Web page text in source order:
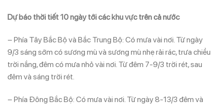
Dự báo thời tiết 10 ngày tới các khu vực trên cả nước
– Phía Tây Bắc Bộ và Bắc Trung Bộ: Có mưa vài nơi. Từ ngày
9/3 sáng sớm có sương mù và sương mù nhẹ rải rác, trưa chiều
trời nắng, đêm có mưa nhỏ vài nơi. Từ đêm 7-9/3 trời rét, sau
đêm và sáng trời rét.
– Phía Đông Bắc Bộ: Có mưa vài nơi. Từ ngày 8-13/3 đêm và